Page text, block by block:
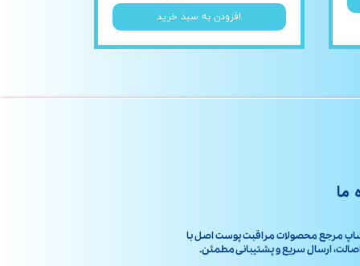
افزودن به سبد خرید
مرجع محصولات مراقبت پوست اصل با
ارسال سریع و پشتیبانی مطمئن.​​​​​​​​​​​​​​
ما